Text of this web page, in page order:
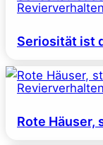
Revierverhalten
Seriosität ist
Revierverhalten
Rote Häuser,